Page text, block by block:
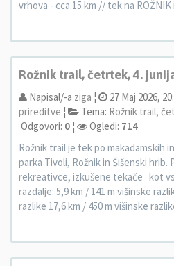
vrhova - cca 15 km // tek na ROŽNIK
Rožnik trail, četrtek, 4.
Napisal/-a ziga ¦ 27 Maj 2026,
prireditve ¦ Tema: Rožnik trail,
Odgovori: 0 ¦ Ogledi: 714
Rožnik trail je tek po makadamskih
parka Tivoli, Rožnik in Šišenski hrib.
rekreativce, izkušene tekače kot
razdalje: 5,9 km / 141 m višinske
razlike 17,6 km / 450 m višinske